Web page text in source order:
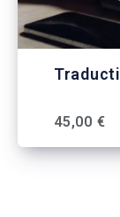
45,00 €